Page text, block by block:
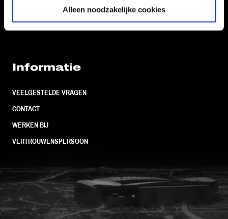
Alleen noodzakelijke cookies
SUPPORTERS
BUSINESS
Informatie
VEELGESTELDE VRAGEN
CONTACT
WERKEN BIJ
VERTROUWENSPERSOON
FC Utrecht<br>vanuit<br>het